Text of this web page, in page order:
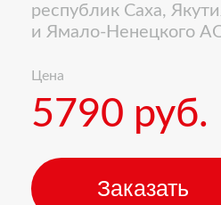
республик Саха,
и Ямало-Ненецкого
Цена
5790 руб.
Заказать